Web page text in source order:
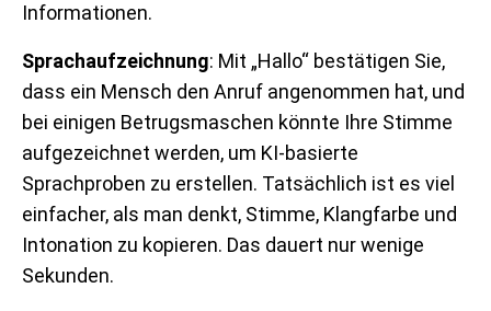
Informationen.
Sprachaufzeichnung: Mit „Hallo“ bestätigen Sie,
dass ein Mensch den Anruf angenommen hat, und
bei einigen Betrugsmaschen könnte Ihre Stimme
aufgezeichnet werden, um KI-basierte
Sprachproben zu erstellen. Tatsächlich ist es viel
einfacher, als man denkt, Stimme, Klangfarbe und
Intonation zu kopieren. Das dauert nur wenige
Sekunden.